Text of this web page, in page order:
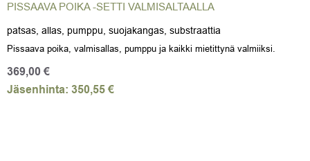
PISSAAVA POIKA -SETTI VALMISALTAALLA
patsas, allas, pumppu, suojakangas, substraattia
Pissaava poika, valmisallas, pumppu ja kaikki mietittynä valmiiksi.
369,00 €
Jäsenhinta: 350,55 €